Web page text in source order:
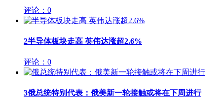
评论：0
2半导体板块走高 英伟达涨超2.6%
评论：0
3俄总统特别代表：俄美新一轮接触或将在下周进行